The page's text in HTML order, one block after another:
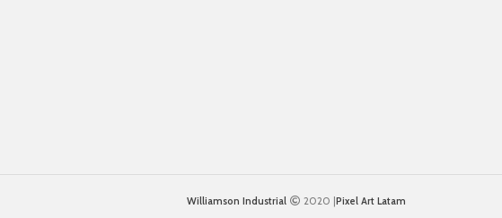
Williamson Industrial 2020 |Pixel Art Latam